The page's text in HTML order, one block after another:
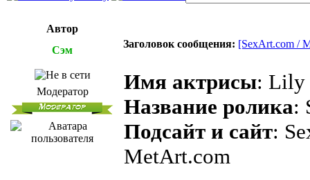
Автор
Сэм
Заголовок сообщения: [SexArt.com /
Модератор Имя актрисы: Lily
Название ролика:
Подсайт и сайт:
MetArt.com